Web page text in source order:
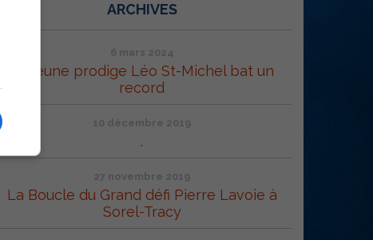
ARCHIVES
6 mars 2024
Le jeune prodige Léo St-Michel bat un
record
10 décembre 2019
.
27 novembre 2019
La Boucle du Grand défi Pierre Lavoie à
Sorel-Tracy